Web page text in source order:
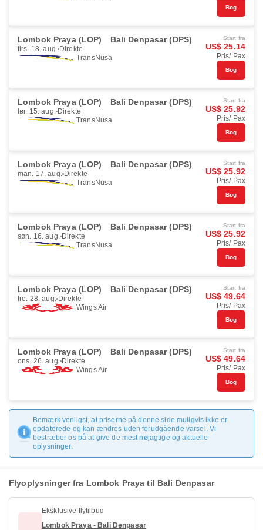
Bog
Lombok Praya (LOP) Bali Denpasar (DPS)
tirs. 18. aug. Direkte
TransNusa
Start fra
US$ 25.14
Pris/ Pax
Bog
Lombok Praya (LOP) Bali Denpasar (DPS)
lør. 15. aug. Direkte
TransNusa
Start fra
US$ 25.92
Pris/ Pax
Bog
Lombok Praya (LOP) Bali Denpasar (DPS)
man. 17. aug. Direkte
TransNusa
Start fra
US$ 25.92
Pris/ Pax
Bog
Lombok Praya (LOP) Bali Denpasar (DPS)
søn. 16. aug. Direkte
TransNusa
Start fra
US$ 25.92
Pris/ Pax
Bog
Lombok Praya (LOP) Bali Denpasar (DPS)
fre. 28. aug. Direkte
Wings Air
Start fra
US$ 49.64
Pris/ Pax
Bog
Lombok Praya (LOP) Bali Denpasar (DPS)
ons. 26. aug. Direkte
Wings Air
Start fra
US$ 49.64
Pris/ Pax
Bog
Bemærk venligst, at priserne på denne side muligvis ikke er
opdaterede og kan ændres uden forudgående varsel. Vi
bestræber os på at give de mest nøjagtige og aktuelle
oplysninger.
Flyoplysninger fra Lombok Praya til Bali Denpasar
Eksklusive flytilbud
Lombok Praya - Bali Denpasar